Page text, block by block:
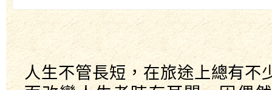
人生不管長短，在旅途上總有不